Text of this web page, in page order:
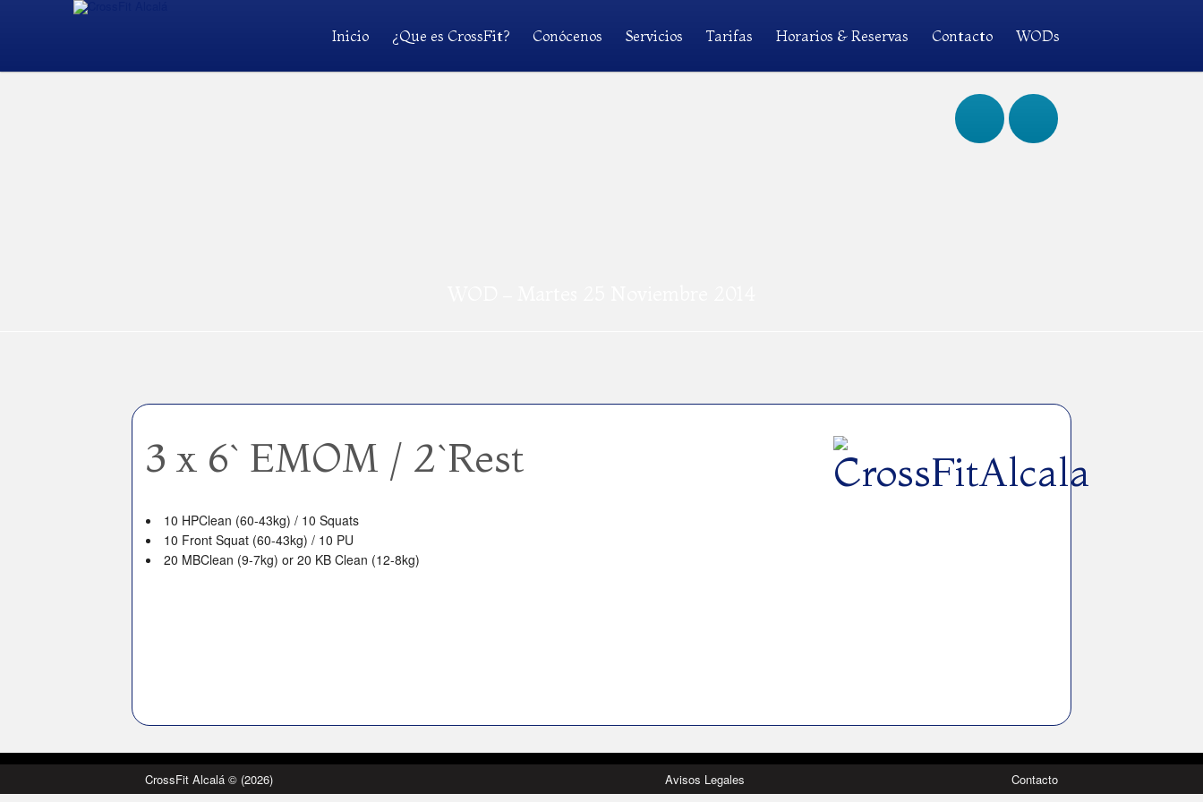
Inicio ¿Que es CrossFit? Conócenos Servicios Tarifas Horarios & Reservas Contacto WODs
3 x 6` EMOM / 2`Rest
10 HPClean (60-43kg) / 10 Squats
10 Front Squat (60-43kg) / 10 PU
20 MBClean (9-7kg) or 20 KB Clean (12-8kg)
CrossFit Alcalá © (2026) Avisos Legales Contacto